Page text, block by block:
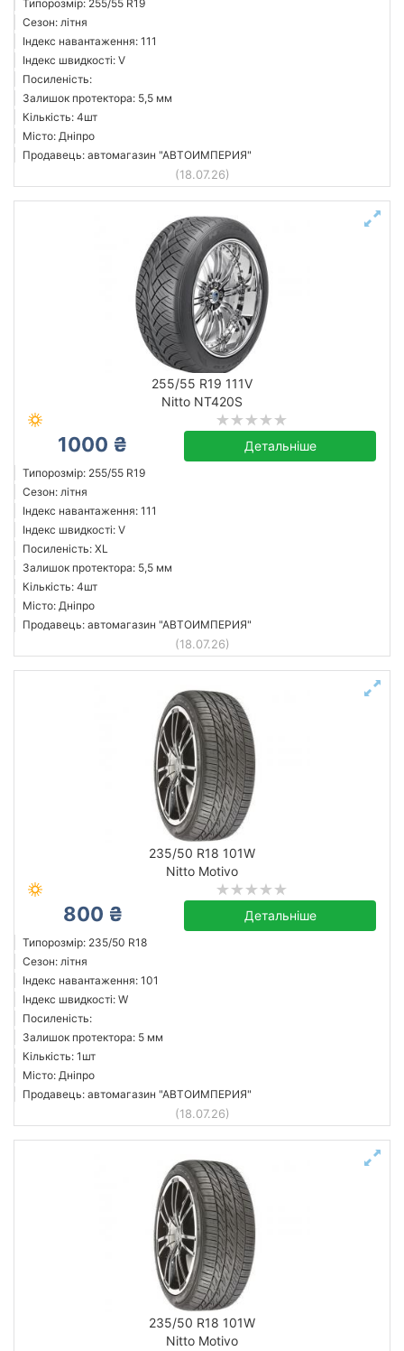
Типорозмір: 255/55 R19
Сезон: літня
Індекс навантаження: 111
Індекс швидкості: V
Посиленість:
Залишок протектора: 5,5 мм
Кількість: 4шт
Місто: Дніпро
Продавець: автомагазин "АВТОИМПЕРИЯ"
(18.07.26)
255/55 R19 111V
Nitto NT420S
1000 ₴ Детальніше
Типорозмір: 255/55 R19
Сезон: літня
Індекс навантаження: 111
Індекс швидкості: V
Посиленість: XL
Залишок протектора: 5,5 мм
Кількість: 4шт
Місто: Дніпро
Продавець: автомагазин "АВТОИМПЕРИЯ"
(18.07.26)
235/50 R18 101W
Nitto Motivo
800 ₴ Детальніше
Типорозмір: 235/50 R18
Сезон: літня
Індекс навантаження: 101
Індекс швидкості: W
Посиленість:
Залишок протектора: 5 мм
Кількість: 1шт
Місто: Дніпро
Продавець: автомагазин "АВТОИМПЕРИЯ"
(18.07.26)
235/50 R18 101W
Nitto Motivo